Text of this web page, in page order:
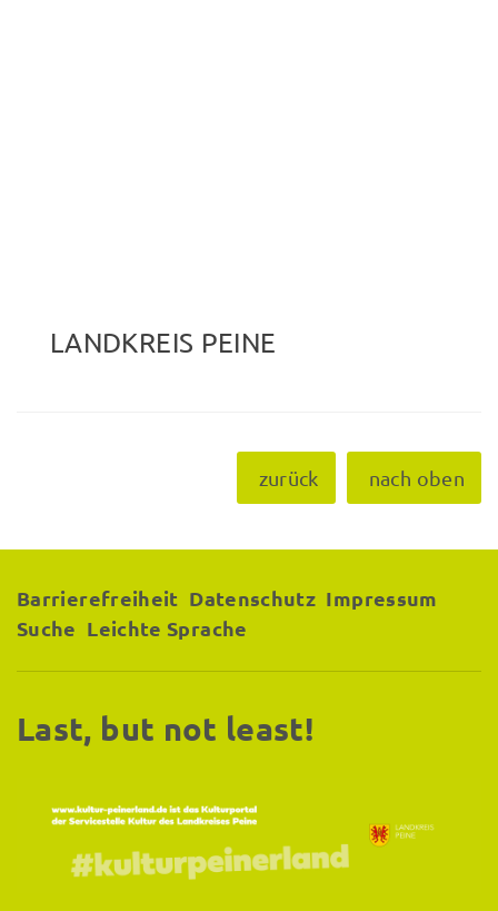
LANDKREIS PEINE
zurück nach oben
Barrierefreiheit Datenschutz Impressum
Suche Leichte Sprache
Last, but not least!